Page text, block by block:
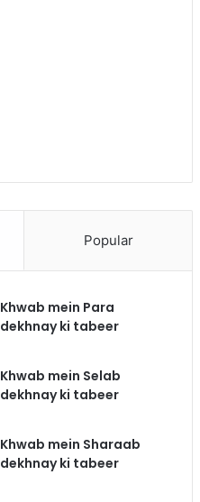
Popular
Khwab mein Para
dekhnay ki tabeer
Khwab mein Selab
dekhnay ki tabeer
Khwab mein Sharaab
dekhnay ki tabeer